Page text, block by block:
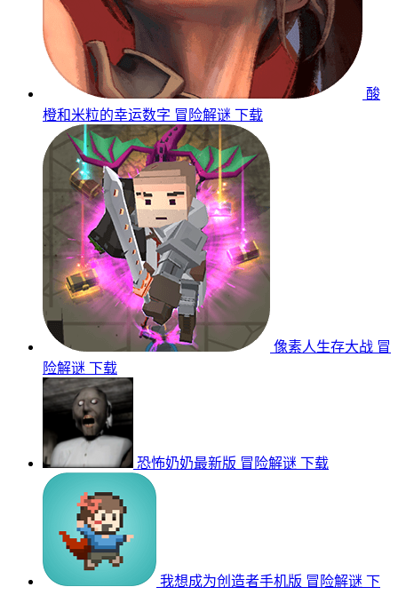
酸
橙和米粒的幸运数字 冒险解谜 下载
像素人生存大战 冒
险解谜 下载
恐怖奶奶最新版 冒险解谜 下载
我想成为创造者手机版 冒险解谜 下